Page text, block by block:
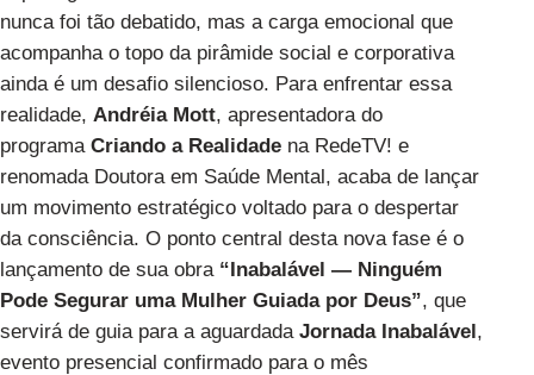
nunca foi tão debatido, mas a carga emocional que
acompanha o topo da pirâmide social e corporativa
ainda é um desafio silencioso. Para enfrentar essa
realidade, Andréia Mott, apresentadora do
programa Criando a Realidade na RedeTV! e
renomada Doutora em Saúde Mental, acaba de lançar
um movimento estratégico voltado para o despertar
da consciência. O ponto central desta nova fase é o
lançamento de sua obra “Inabalável — Ninguém
Pode Segurar uma Mulher Guiada por Deus”, que
servirá de guia para a aguardada Jornada Inabalável,
evento presencial confirmado para o mês